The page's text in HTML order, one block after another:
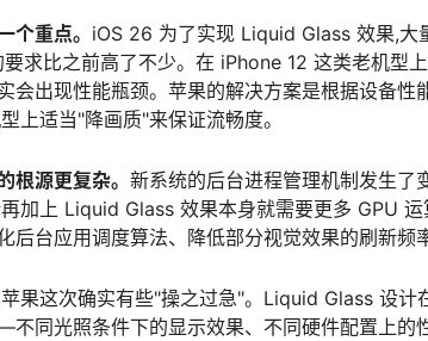
个重点。 iOS 26 为了实现 Liquid Glass 效果,大
求比之前高了不少。在 iPhone 12 这类老机型
会出现性能瓶颈。苹果的解决方案是根据设备
上适当"降画质"来保证流畅度。
根源更复杂。 新系统的后台进程管理机制发生了
加上 Liquid Glass 效果本身就需要更多 GPU
后台应用调度算法、降低部分视觉效果的刷新频
果这次确实有些"操之过急"。Liquid Glass 设计
同光照条件下的显示效果、不同硬件配置上的